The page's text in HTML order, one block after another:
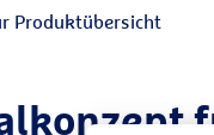
Produktübersicht